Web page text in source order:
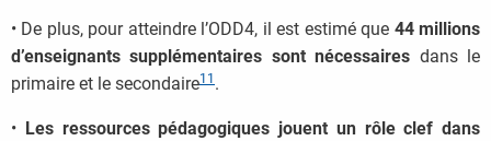
• De plus, pour atteindre l’ODD4, il est estimé que 44 millions
d’enseignants supplémentaires sont nécessaires dans le
primaire et le secondaire11 .
• Les ressources pédagogiques jouent un rôle clef dans